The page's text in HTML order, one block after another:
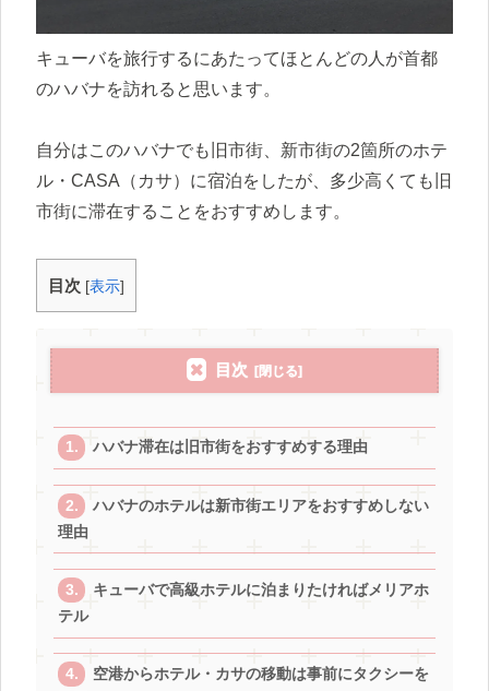
キューバを旅行するにあたってほとんどの人が首都
のハバナを訪れると思います。
自分はこのハバナでも旧市街、新市街の2箇所のホテ
ル・CASA（カサ）に宿泊をしたが、多少高くても旧
市街に滞在することをおすすめします。
目次 [表示]
目次
ハバナ滞在は旧市街をおすすめする理由
ハバナのホテルは新市街エリアをおすすめしない
理由
キューバで高級ホテルに泊まりたければメリアホ
テル
空港からホテル・カサの移動は事前にタクシーを